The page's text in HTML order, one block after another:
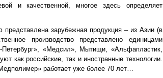
и качественной, многое здесь определяет
зарубежная продукция – из Азии (в
производство представлено единицами
Петербург», «Медсил», Мытищи, «Альфапластик,
как российские, так и иностранные технологии.
работает уже более 70 лет…